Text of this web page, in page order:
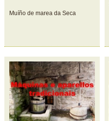
Muíño de marea da Seca